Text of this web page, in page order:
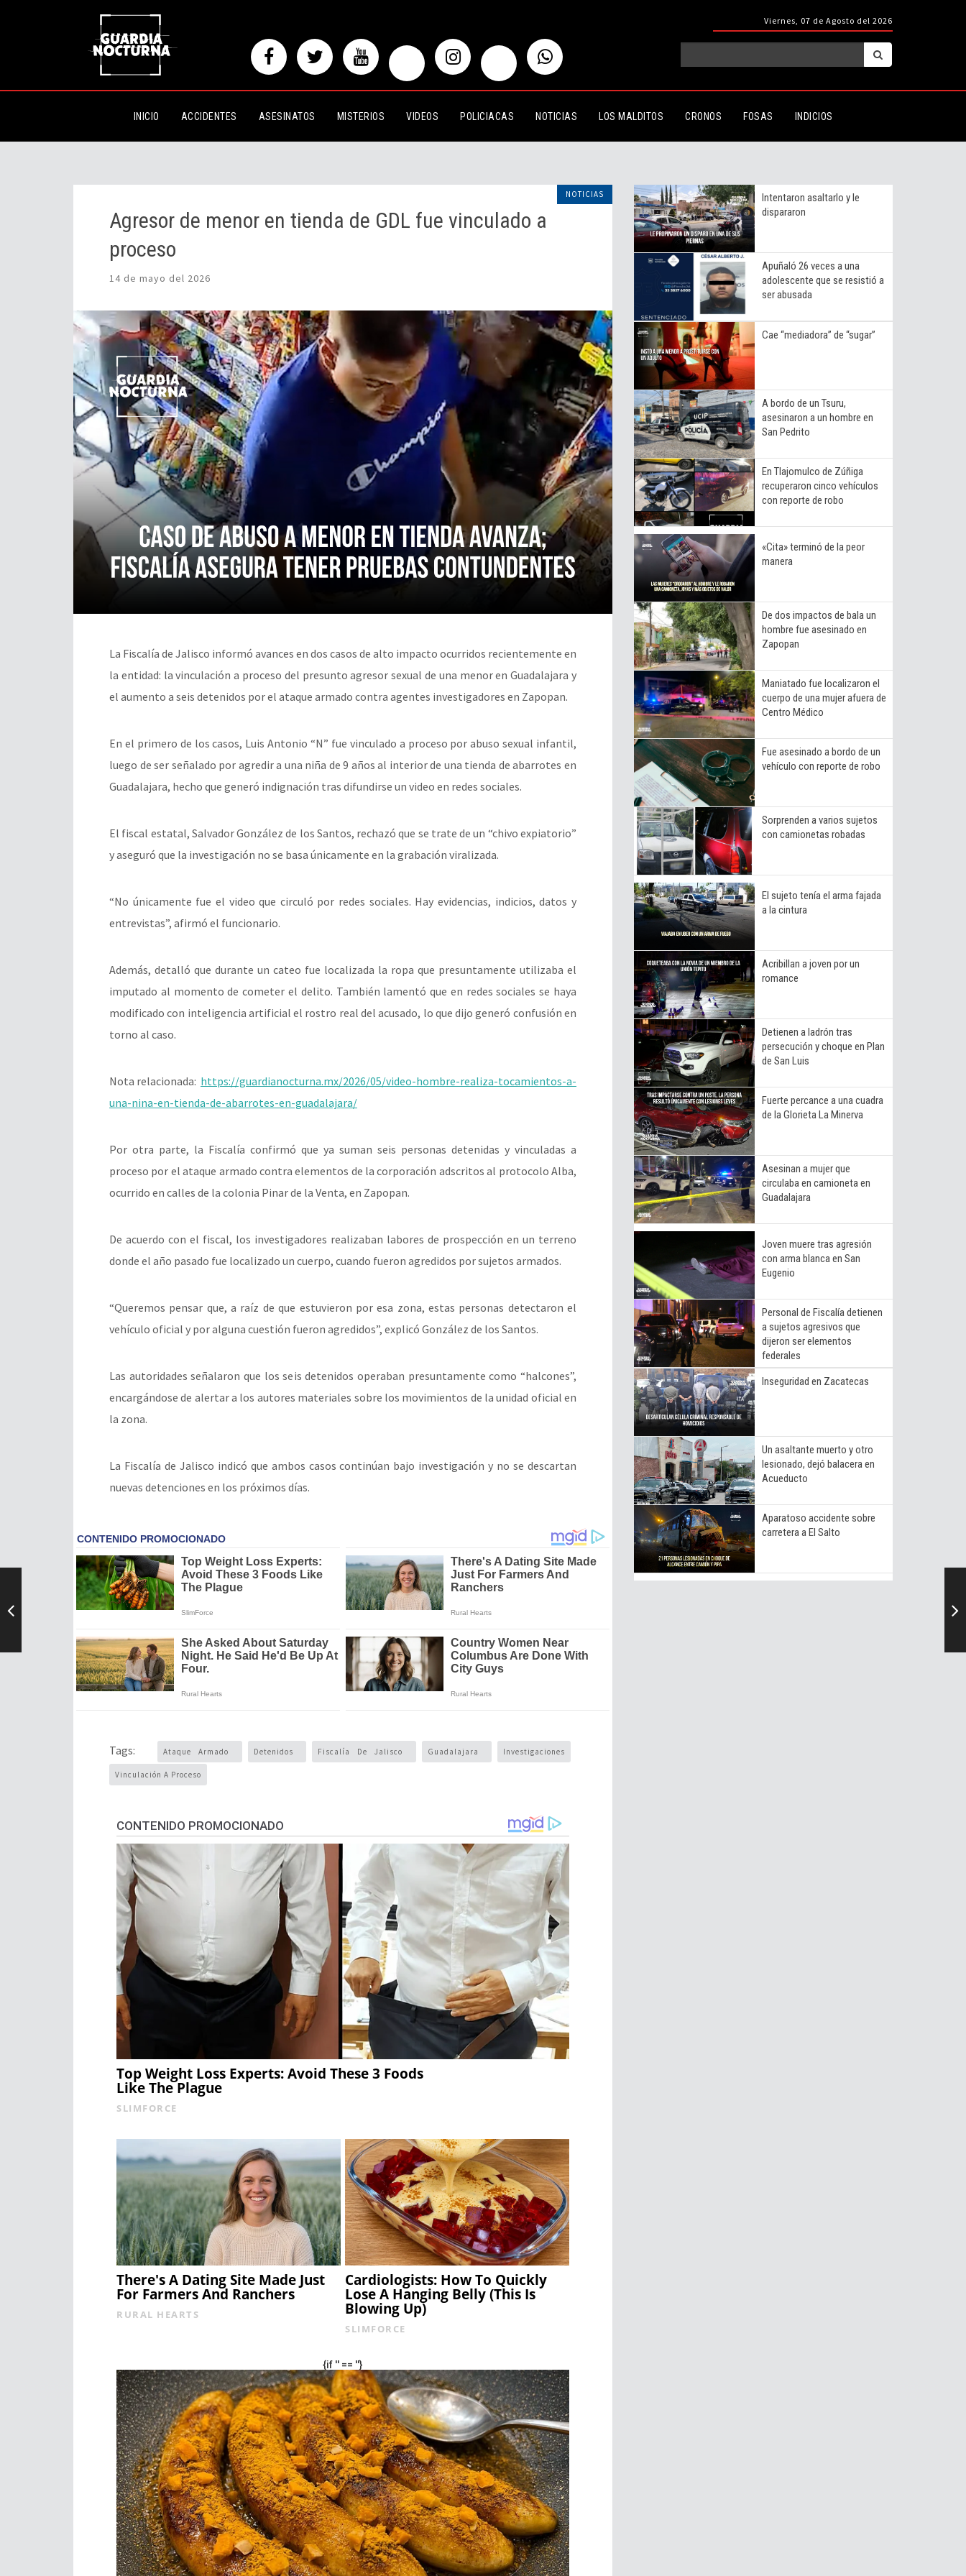
Viernes, 07 de Agosto del 2026
INICIO ACCIDENTES ASESINATOS MISTERIOS VIDEOS POLICIACAS NOTICIAS LOS MALDITOS CRONOS FOSAS INDICIOS
Agresor de menor en tienda de GDL fue vinculado a proceso
NOTICIAS
Agresor de menor en tienda de GDL fue vinculado a
proceso
14 de mayo del 2026
La Fiscalía de Jalisco informó avances en dos casos de alto impacto ocurridos recientemente en
la entidad: la vinculación a proceso del presunto agresor sexual de una menor en Guadalajara y
el aumento a seis detenidos por el ataque armado contra agentes investigadores en Zapopan.
En el primero de los casos, Luis Antonio “N” fue vinculado a proceso por abuso sexual infantil,
luego de ser señalado por agredir a una niña de 9 años al interior de una tienda de abarrotes en
Guadalajara, hecho que generó indignación tras difundirse un video en redes sociales.
El fiscal estatal, Salvador González de los Santos, rechazó que se trate de un “chivo expiatorio”
y aseguró que la investigación no se basa únicamente en la grabación viralizada.
“No únicamente fue el video que circuló por redes sociales. Hay evidencias, indicios, datos y
entrevistas”, afirmó el funcionario.
Además, detalló que durante un cateo fue localizada la ropa que presuntamente utilizaba el
imputado al momento de cometer el delito. También lamentó que en redes sociales se haya
modificado con inteligencia artificial el rostro real del acusado, lo que dijo generó confusión en
torno al caso.
Nota relacionada: https://guardianocturna.mx/2026/05/video-hombre-realiza-tocamientos-a-
una-nina-en-tienda-de-abarrotes-en-guadalajara/
Por otra parte, la Fiscalía confirmó que ya suman seis personas detenidas y vinculadas a
proceso por el ataque armado contra elementos de la corporación adscritos al protocolo Alba,
ocurrido en calles de la colonia Pinar de la Venta, en Zapopan.
De acuerdo con el fiscal, los investigadores realizaban labores de prospección en un terreno
donde el año pasado fue localizado un cuerpo, cuando fueron agredidos por sujetos armados.
“Queremos pensar que, a raíz de que estuvieron por esa zona, estas personas detectaron el
vehículo oficial y por alguna cuestión fueron agredidos”, explicó González de los Santos.
Las autoridades señalaron que los seis detenidos operaban presuntamente como “halcones”,
encargándose de alertar a los autores materiales sobre los movimientos de la unidad oficial en
la zona.
La Fiscalía de Jalisco indicó que ambos casos continúan bajo investigación y no se descartan
nuevas detenciones en los próximos días.
Tags: Ataque Armado Detenidos Fiscalía De Jalisco Guadalajara Investigaciones
Vinculación A Proceso
CONTENIDO PROMOCIONADO
Top Weight Loss Experts: Avoid These 3 Foods
Like The Plague
SLIMFORCE
There's A Dating Site Made Just
For Farmers And Ranchers
RURAL HEARTS
Cardiologists: How To Quickly
Lose A Hanging Belly (This Is
Blowing Up)
SLIMFORCE
{if '' == ''}
Intentaron asaltarlo y le
dispararon
Apuñaló 26 veces a una
adolescente que se resistió a
ser abusada
Cae “mediadora” de “sugar”
A bordo de un Tsuru,
asesinaron a un hombre en
San Pedrito
En Tlajomulco de Zúñiga
recuperaron cinco vehículos
con reporte de robo
«Cita» terminó de la peor
manera
De dos impactos de bala un
hombre fue asesinado en
Zapopan
Maniatado fue localizaron el
cuerpo de una mujer afuera de
Centro Médico
Fue asesinado a bordo de un
vehículo con reporte de robo
Sorprenden a varios sujetos
con camionetas robadas
El sujeto tenía el arma fajada
a la cintura
Acribillan a joven por un
romance
Detienen a ladrón tras
persecución y choque en Plan
de San Luis
Fuerte percance a una cuadra
de la Glorieta La Minerva
Asesinan a mujer que
circulaba en camioneta en
Guadalajara
Joven muere tras agresión
con arma blanca en San
Eugenio
Personal de Fiscalía detienen
a sujetos agresivos que
dijeron ser elementos
federales
Inseguridad en Zacatecas
Un asaltante muerto y otro
lesionado, dejó balacera en
Acueducto
Aparatoso accidente sobre
carretera a El Salto